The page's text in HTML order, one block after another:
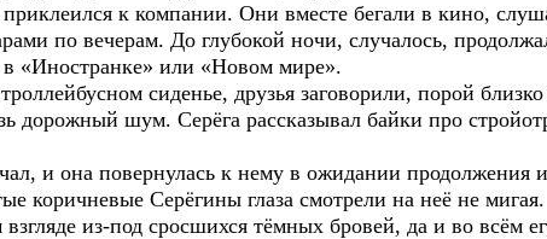
к компании. Они вместе бегали в кино,
по вечерам. До глубокой ночи, случалось,
«Иностранке» или «Новом мире».
сиденье, друзья заговорили, порой
дорожный шум. Серёга рассказывал байки про
и она повернулась к нему в ожидании продолжения
коричневые Серёгины глаза смотрели на неё не мигая.
из-под сросшихся тёмных бровей, да и во всём